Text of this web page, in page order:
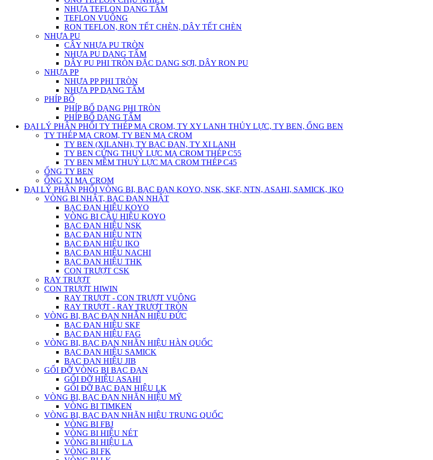
NHỰA TEFLON DẠNG TẤM
TEFLON VUÔNG
RON TEFLON, RON TẾT CHÈN, DÂY TẾT CHÈN
NHỰA PU
CÂY NHỰA PU TRÒN
NHỰA PU DẠNG TẤM
DÂY PU PHI TRÒN ĐẶC DẠNG SỢI, DÂY RON PU
NHỰA PP
NHỰA PP PHI TRÒN
NHỰA PP DẠNG TẤM
PHÍP BỐ
PHÍP BỐ DẠNG PHI TRÒN
PHÍP BỐ DẠNG TẤM
ĐẠI LÝ PHÂN PHỐI TY THÉP MẠ CROM, TY XY LANH THỦY LỰC, TY BEN, ỐNG BEN
TY THÉP MẠ CROM, TY BEN MẠ CROM
TY BEN (XILANH), TY BẠC ĐẠN, TY XI LANH
TY BEN CỨNG THUỶ LỰC MẠ CROM THÉP C55
TY BEN MỀM THUỶ LỰC MẠ CROM THÉP C45
ỐNG TY BEN
ỐNG XI MẠ CROM
ĐẠI LÝ PHÂN PHỐI VÒNG BI, BẠC ĐẠN KOYO, NSK, SKF, NTN, ASAHI, SAMICK, IKO
VÒNG BI NHẬT, BẠC ĐẠN NHẬT
BẠC ĐẠN HIỆU KOYO
VÒNG BI CẦU HIỆU KOYO
BẠC ĐẠN HIỆU NSK
BẠC ĐẠN HIỆU NTN
BẠC ĐẠN HIỆU IKO
BẠC ĐẠN HIỆU NACHI
BẠC ĐẠN HIỆU THK
CON TRƯỢT CSK
RAY TRƯỢT
CON TRƯỢT HIWIN
RAY TRƯỢT - CON TRƯỢT VUÔNG
RAY TRƯỢT - RAY TRƯỢT TRÒN
VÒNG BI, BẠC ĐẠN NHẴN HIỆU ĐỨC
BẠC ĐẠN HIỆU SKF
BẠC ĐẠN HIỆU FAG
VÒNG BI, BẠC ĐẠN NHÃN HIỆU HÀN QUỐC
BẠC ĐẠN HIỆU SAMICK
BẠC ĐẠN HIỆU JIB
GỐI ĐỠ VÒNG BI BẠC ĐẠN
GỐI ĐỠ HIỆU ASAHI
GỐI ĐỠ BẠC ĐẠN HIỆU LK
VÒNG BI, BẠC ĐẠN NHÃN HIỆU MỸ
VÒNG BI TIMKEN
VÒNG BI, BẠC ĐẠN NHÃN HIỆU TRUNG QUỐC
VÒNG BI FBJ
VÒNG BI HIỆU NÉT
VÒNG BI HIỆU LA
VÒNG BI FK